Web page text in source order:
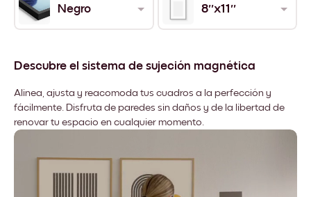
Negro 8''x11''
Descubre el sistema de sujeción magnética
Alinea, ajusta y reacomoda tus cuadros a la perfección y
fácilmente. Disfruta de paredes sin daños y de la libertad de
renovar tu espacio en cualquier momento.